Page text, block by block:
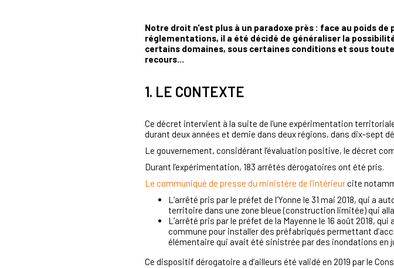
Notre droit n'est plus à un paradoxe près : face au poids
réglementations, il a été décidé de généraliser la
certains domaines, sous certaines conditions et sous
recours...
1. LE CONTEXTE
Ce décret intervient à la suite de l'une expérimentation
durant deux années et demie dans deux régions, dans dix-sept
Le gouvernement, considérant l’évaluation positive, le décret
Durant l’expérimentation, 183 arrêtés dérogatoires ont été pris.
Le communiqué de presse du ministère de l’intérieurcite
L’arrêté pris par le préfet de l’Yonne le 31 mai 2018, qui a
territoire dans une zone bleue (construction limitée) qui
L’arrêté pris par le préfet de la Mayenne le 16 août 2018, qui
commune pour installer des préfabriqués permettant
élémentaire qui avait été sinistrée par des inondations en
Ce dispositif dérogatoire a d’ailleurs été validé en 2019 par le